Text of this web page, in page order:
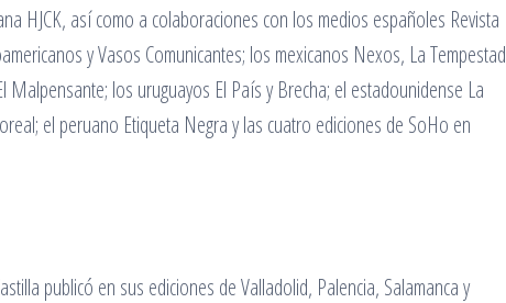
HJCK, así como a colaboraciones con los medios españoles Revista
y Vasos Comunicantes; los mexicanos Nexos, La Tempestad
los uruguayos El País y Brecha; el estadounidense La
el peruano Etiqueta Negra y las cuatro ediciones de SoHo en
publicó en sus ediciones de Valladolid, Palencia, Salamanca y